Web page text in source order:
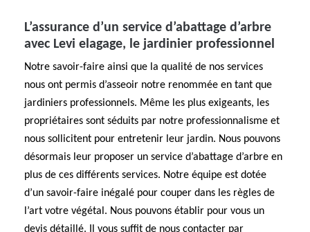
L’assurance d’un service d’abattage d’arbre
avec Levi elagage, le jardinier professionnel
Notre savoir-faire ainsi que la qualité de nos services
nous ont permis d’asseoir notre renommée en tant que
jardiniers professionnels. Même les plus exigeants, les
propriétaires sont séduits par notre professionnalisme et
nous sollicitent pour entretenir leur jardin. Nous pouvons
désormais leur proposer un service d’abattage d’arbre en
plus de ces différents services. Notre équipe est dotée
d’un savoir-faire inégalé pour couper dans les règles de
l’art votre végétal. Nous pouvons établir pour vous un
devis détaillé. Il vous suffit de nous contacter par